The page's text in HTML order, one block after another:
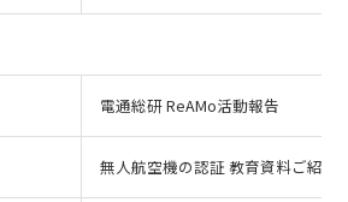
電通総研 ReAMo活動報告
無人航空機の認証 教育資料ご紹介